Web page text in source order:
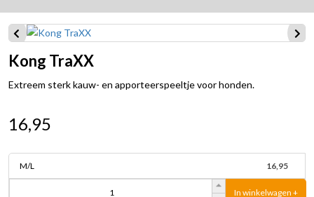
Kong TraXX
Extreem sterk kauw- en apporteerspeeltje voor honden.
16,95
M/L 16,95
In winkelwagen +